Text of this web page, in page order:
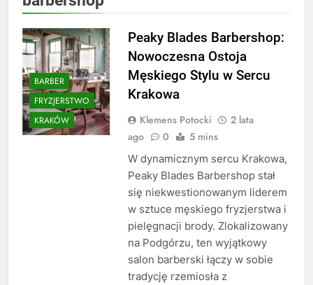
BARBER
FRYZJERSTWO
KRAKÓW
Peaky Blades Barbershop:
Nowoczesna Ostoja
Męskiego Stylu w Sercu
Krakowa
Klemens Potocki
2 lata
ago
0 5 mins
W dynamicznym sercu Krakowa,
Peaky Blades Barbershop stał
się niekwestionowanym liderem
w sztuce męskiego fryzjerstwa i
pielęgnacji brody. Zlokalizowany
na Podgórzu, ten wyjątkowy
salon barberski łączy w sobie
tradycję rzemiosła z